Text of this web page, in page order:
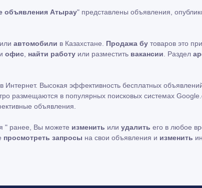
объявления Атырау" представлены объявления,
или автомобили в Казахстане. Продажа бу товаров это
офис, найти работу или разместить вакансии. Раздел
Интернет. Высокая эффективность бесплатных
размещаются в популярных поисковых системах
объявления.
" ранее, Вы можете изменить или удалить его в любое
просмотреть запросы на свои объявления и изменить